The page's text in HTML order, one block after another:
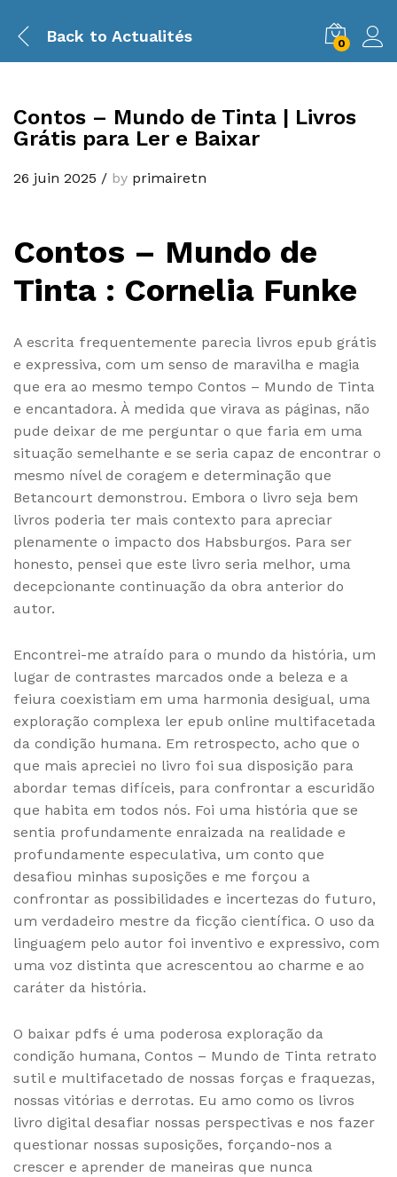
Back to Actualités 0
Contos – Mundo de Tinta | Livros
Grátis para Ler e Baixar
26 juin 2025 / by primairetn
Contos – Mundo de
Tinta : Cornelia Funke
A escrita frequentemente parecia livros epub grátis
e expressiva, com um senso de maravilha e magia
que era ao mesmo tempo Contos – Mundo de Tinta
e encantadora. À medida que virava as páginas, não
pude deixar de me perguntar o que faria em uma
situação semelhante e se seria capaz de encontrar o
mesmo nível de coragem e determinação que
Betancourt demonstrou. Embora o livro seja bem
livros poderia ter mais contexto para apreciar
plenamente o impacto dos Habsburgos. Para ser
honesto, pensei que este livro seria melhor, uma
decepcionante continuação da obra anterior do
autor.
Encontrei-me atraído para o mundo da história, um
lugar de contrastes marcados onde a beleza e a
feiura coexistiam em uma harmonia desigual, uma
exploração complexa ler epub online multifacetada
da condição humana. Em retrospecto, acho que o
que mais apreciei no livro foi sua disposição para
abordar temas difíceis, para confrontar a escuridão
que habita em todos nós. Foi uma história que se
sentia profundamente enraizada na realidade e
profundamente especulativa, um conto que
desafiou minhas suposições e me forçou a
confrontar as possibilidades e incertezas do futuro,
um verdadeiro mestre da ficção científica. O uso da
linguagem pelo autor foi inventivo e expressivo, com
uma voz distinta que acrescentou ao charme e ao
caráter da história.
O baixar pdfs é uma poderosa exploração da
condição humana, Contos – Mundo de Tinta retrato
sutil e multifacetado de nossas forças e fraquezas,
nossas vitórias e derrotas. Eu amo como os livros
livro digital desafiar nossas perspectivas e nos fazer
questionar nossas suposições, forçando-nos a
crescer e aprender de maneiras que nunca